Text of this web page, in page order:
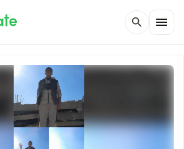
search menu